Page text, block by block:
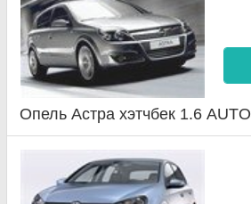
Опель Астра хэтчбек 1.6 AUTO